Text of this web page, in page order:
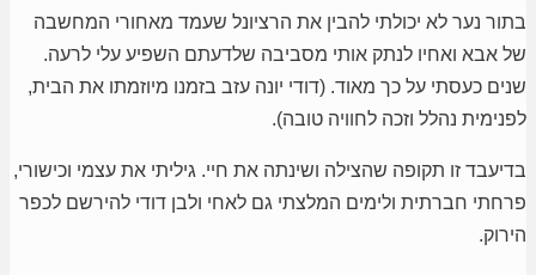
בתור נער לא יכולתי להבין את הרציונל שעמד מאחורי המחשבה
של אבא ואחיו לנתק אותי מסביבה שלדעתם השפיע עלי לרעה.
שנים כעסתי על כך מאוד. (דודי יונה עזב בזמנו מיוזמתו את הבית,
לפנימית נהלל וזכה לחוויה טובה).
בדיעבד זו תקופה שהצילה ושינתה את חיי. גיליתי את עצמי וכישורי,
פרחתי חברתית ולימים המלצתי גם לאחי ולבן דודי להירשם לכפר
הירוק.